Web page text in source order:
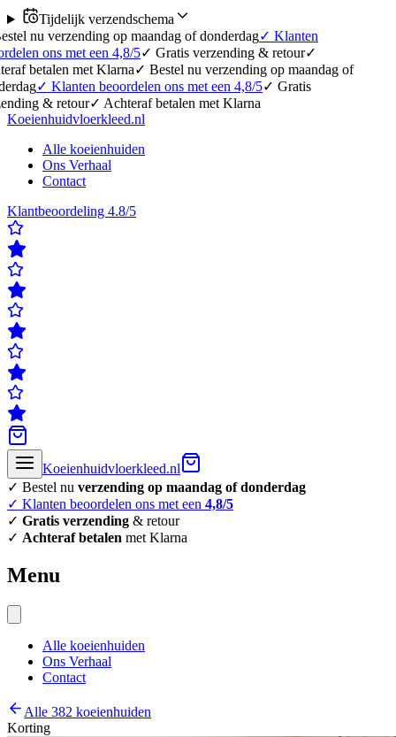
Tijdelijk verzendschema
op maandag of donderdag✓Klanten
met een 4,8/5 ✓Gratis verzending & retour✓
met Klarna✓Bestel nu verzending op maandag of
beoordelen ons met een 4,8/5 ✓Gratis
retour✓Achteraf betalen met Klarna
Koeienhuidvloerkleed.nl
Alle koeienhuiden
Ons Verhaal
Contact
Klantbeoordeling 4.8/5
Koeienhuidvloerkleed.nl
✓ Bestel nu verzending op maandag of donderdag
✓ Klanten beoordelen ons met een 4,8/5
✓ Gratis verzending & retour
✓ Achteraf betalen met Klarna
Menu
Alle koeienhuiden
Ons Verhaal
Contact
Alle 382 koeienhuiden
Korting